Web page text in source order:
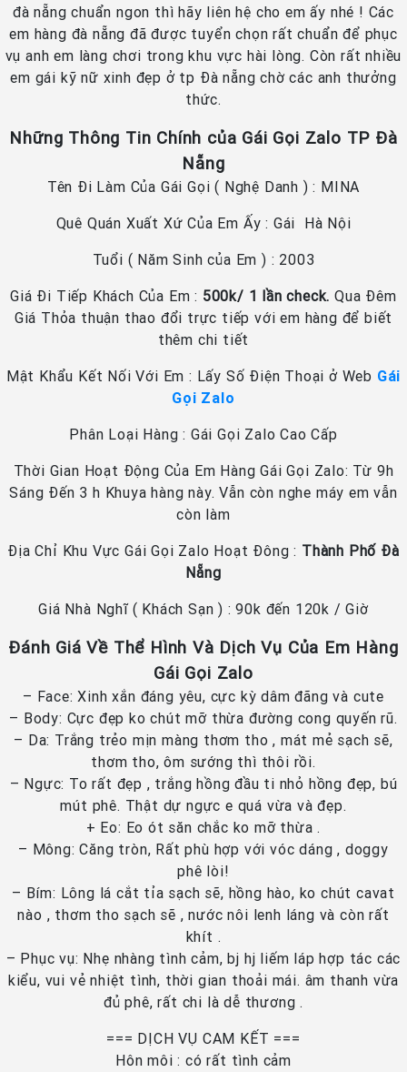
đà nẵng chuẩn ngon thì hãy liên hệ cho em ấy nhé ! Các
em hàng đà nẵng đã được tuyển chọn rất chuẩn để phục
vụ anh em làng chơi trong khu vực hài lòng. Còn rất nhiều
em gái kỹ nữ xinh đẹp ở tp Đà nẵng chờ các anh thưởng
thức.
Những Thông Tin Chính của Gái Gọi Zalo TP Đà
Nẵng
Tên Đi Làm Của Gái Gọi ( Nghệ Danh ) : MINA
Quê Quán Xuất Xứ Của Em Ấy : Gái Hà Nội
Tuổi ( Năm Sinh của Em ) : 2003
Giá Đi Tiếp Khách Của Em : 500k/ 1 lần check. Qua Đêm
Giá Thỏa thuận thao đổi trực tiếp với em hàng để biết
thêm chi tiết
Mật Khẩu Kết Nối Với Em : Lấy Số Điện Thoại ở Web Gái
Gọi Zalo
Phân Loại Hàng : Gái Gọi Zalo Cao Cấp
Thời Gian Hoạt Động Của Em Hàng Gái Gọi Zalo: Từ 9h
Sáng Đến 3 h Khuya hàng này. Vẫn còn nghe máy em vẫn
còn làm
Địa Chỉ Khu Vực Gái Gọi Zalo Hoạt Đông : Thành Phố Đà
Nẵng
Giá Nhà Nghĩ ( Khách Sạn ) : 90k đến 120k / Giờ
Đánh Giá Về Thể Hình Và Dịch Vụ Của Em Hàng
Gái Gọi Zalo
– Face: Xinh xắn đáng yêu, cực kỳ dâm đãng và cute
– Body: Cực đẹp ko chút mỡ thừa đường cong quyến rũ.
– Da: Trắng trẻo mịn màng thơm tho , mát mẻ sạch sẽ,
thơm tho, ôm sướng thì thôi rồi.
– Ngực: To rất đẹp , trắng hồng đầu ti nhỏ hồng đẹp, bú
mút phê. Thật dự ngực e quá vừa và đẹp.
+ Eo: Eo ót săn chắc ko mỡ thừa .
– Mông: Căng tròn, Rất phù hợp với vóc dáng , doggy
phê lòi!
– Bím: Lông lá cắt tỉa sạch sẽ, hồng hào, ko chút cavat
nào , thơm tho sạch sẽ , nước nôi lenh láng và còn rất
khít .
– Phục vụ: Nhẹ nhàng tình cảm, bj hj liếm láp hợp tác các
kiểu, vui vẻ nhiệt tình, thời gian thoải mái. âm thanh vừa
đủ phê, rất chi là dễ thương .
=== DỊCH VỤ CAM KẾT ===
Hôn môi : có rất tình cảm